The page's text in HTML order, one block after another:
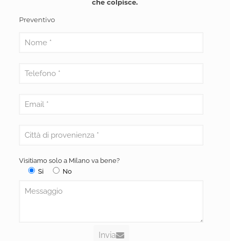
che colpisce.
Preventivo
Visitiamo solo a Milano va bene?
Si
No
Invia